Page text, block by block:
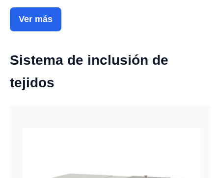
Ver más
Sistema de inclusión de
tejidos